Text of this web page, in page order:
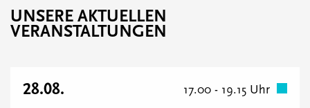
UNSERE AKTUELLEN
VERANSTALTUNGEN
28.08. 17.00 - 19.15 Uhr